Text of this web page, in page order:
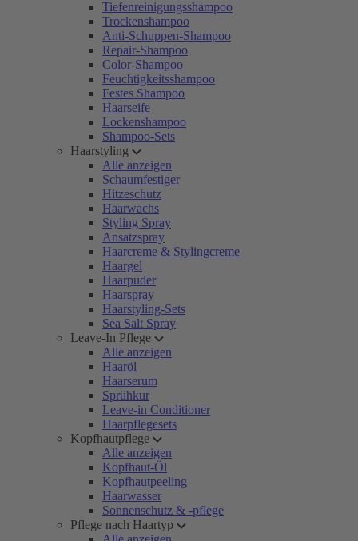
Tiefenreinigungsshampoo
Trockenshampoo
Anti-Schuppen-Shampoo
Repair-Shampoo
Color-Shampoo
Feuchtigkeitsshampoo
Festes Shampoo
Haarseife
Lockenshampoo
Shampoo-Sets
Haarstyling
Alle anzeigen
Schaumfestiger
Hitzeschutz
Haarwachs
Styling Spray
Ansatzspray
Haarcreme & Stylingcreme
Haargel
Haarpuder
Haarspray
Haarstyling-Sets
Sea Salt Spray
Leave-In Pflege
Alle anzeigen
Haaröl
Haarserum
Sprühkur
Leave-in Conditioner
Haarpflegesets
Kopfhautpflege
Alle anzeigen
Kopfhaut-Öl
Kopfhautpeeling
Haarwasser
Sonnenschutz & -pflege
Pflege nach Haartyp